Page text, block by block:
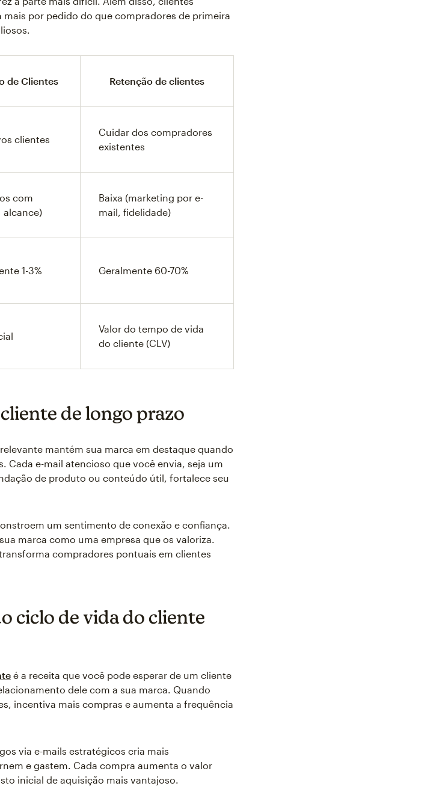
por pedido do que compradores de primeira
de Clientes Retenção de clientes
clientes
Cuidar dos compradores
existentes
com
alcance)
Baixa (marketing por e-
mail, fidelidade)
1-3% Geralmente 60-70%
Valor do tempo de vida
do cliente (CLV)
de longo prazo
mantém sua marca em destaque quando
Cada e-mail atencioso que você envia, seja um
de produto ou conteúdo útil, fortalece seu
um sentimento de conexão e confiança.
marca como uma empresa que os valoriza.
compradores pontuais em clientes
ciclo de vida do cliente
é a receita que você pode esperar de um cliente
dele com a sua marca. Quando
incentiva mais compras e aumenta a frequência
via e-mails estratégicos cria mais
e gastem. Cada compra aumenta o valor
inicial de aquisição mais vantajoso.